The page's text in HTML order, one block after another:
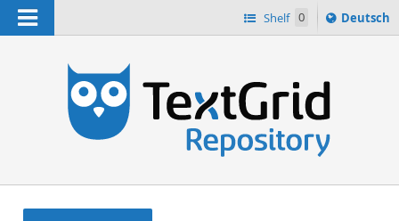
Navigation Shelf 0
Sprache
ï¿½ndern
Deutsch